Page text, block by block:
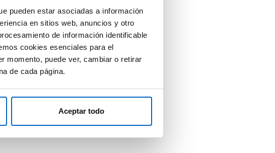
pueden estar asociadas a información
en sitios web, anuncios y otro
de información identificable
cookies esenciales para el
momento, puede ver, cambiar o retirar
de cada página.
Aceptar todo
el
MAP